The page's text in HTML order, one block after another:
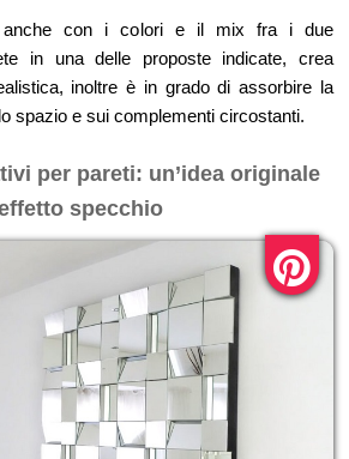
anche con i colori e il mix fra i due
in una delle proposte indicate, crea
inoltre è in grado di assorbire la
spazio e sui complementi circostanti.
per pareti: un’idea originale
specchio